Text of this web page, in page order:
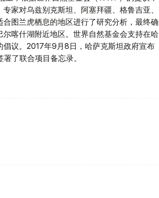
家对乌兹别克斯坦、阿塞拜疆、格鲁吉亚、
图兰虎栖息的地区进行了研究分析，最终确
喀什湖附近地区。世界自然基金会支持在哈
议。2017年9月8日，哈萨克斯坦政府宣布
了联合项目备忘录。